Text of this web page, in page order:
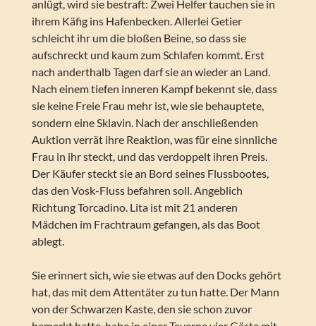
anlügt, wird sie bestraft: Zwei Helfer tauchen sie in
ihrem Käfig ins Hafenbecken. Allerlei Getier
schleicht ihr um die bloßen Beine, so dass sie
aufschreckt und kaum zum Schlafen kommt. Erst
nach anderthalb Tagen darf sie an wieder an Land.
Nach einem tiefen inneren Kampf bekennt sie, dass
sie keine Freie Frau mehr ist, wie sie behauptete,
sondern eine Sklavin. Nach der anschließenden
Auktion verrät ihre Reaktion, was für eine sinnliche
Frau in ihr steckt, und das verdoppelt ihren Preis.
Der Käufer steckt sie an Bord seines Flussbootes,
das den Vosk-Fluss befahren soll. Angeblich
Richtung Torcadino. Lita ist mit 21 anderen
Mädchen im Frachtraum gefangen, als das Boot
ablegt.
Sie erinnert sich, wie sie etwas auf den Docks gehört
hat, das mit dem Attentäter zu tun hatte. Der Mann
von der Schwarzen Kaste, den sie schon zuvor